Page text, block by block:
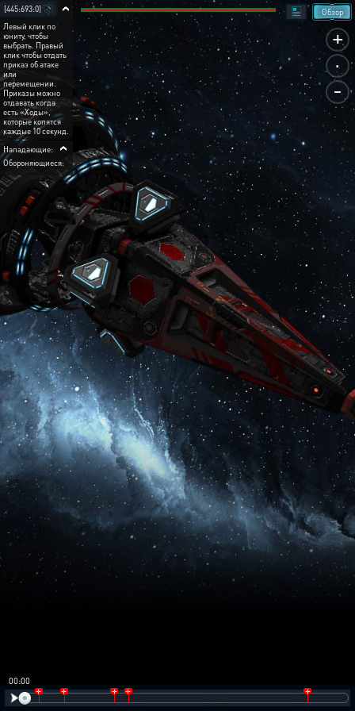
+
.
-
Обзор
[445:693:0]
Левый клик по
юниту, чтобы
выбрать. Правый
клик чтобы отдать
приказ об атаке
или
перемещении.
Приказы можно
отдавать когда
есть «Ходы»,
которые копятся
каждые 10 секунд.
Нападающие:
Обороняющиеся:
00:00